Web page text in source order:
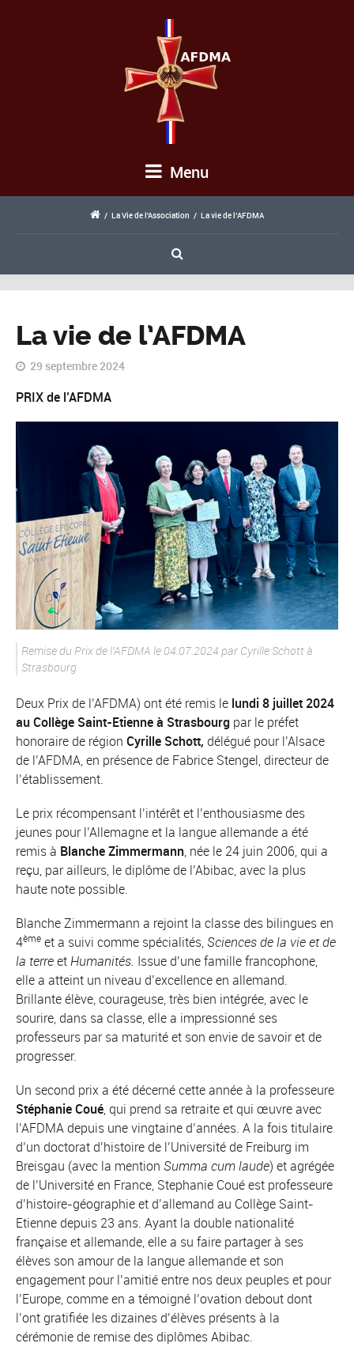
Menu
/ La Vie de l'Association / La vie de l’AFDMA
La vie de l’AFDMA
29 septembre 2024
PRIX de l’AFDMA
Remise du Prix de l’AFDMA le 04.07.2024 par Cyrille Schott à
Strasbourg
Deux Prix de l’AFDMA) ont été remis le lundi 8 juillet 2024
au Collège Saint-Etienne à Strasbourg par le préfet
honoraire de région Cyrille Schott, délégué pour l’Alsace
de l’AFDMA, en présence de Fabrice Stengel, directeur de
l’établissement.
Le prix récompensant l’intérêt et l’enthousiasme des
jeunes pour l’Allemagne et la langue allemande a été
remis à Blanche Zimmermann, née le 24 juin 2006, qui a
reçu, par ailleurs, le diplôme de l’Abibac, avec la plus
haute note possible.
Blanche Zimmermann a rejoint la classe des bilingues en
4ème et a suivi comme spécialités, Sciences de la vie et de
la terreetHumanités. Issue d’une famille francophone,
elle a atteint un niveau d’excellence en allemand.
Brillante élève, courageuse, très bien intégrée, avec le
sourire, dans sa classe, elle a impressionné ses
professeurs par sa maturité et son envie de savoir et de
progresser.
Un second prix a été décerné cette année à la professeure
Stéphanie Coué, qui prend sa retraite et qui œuvre avec
l’AFDMA depuis une vingtaine d’années. A la fois titulaire
d’un doctorat d’histoire de l’Université de Freiburg im
Breisgau (avec la mention Summa cum laude) et agrégée
de l’Université en France, Stephanie Coué est professeure
d’histoire-géographie et d’allemand au Collège Saint-
Etienne depuis 23 ans. Ayant la double nationalité
française et allemande, elle a su faire partager à ses
élèves son amour de la langue allemande et son
engagement pour l’amitié entre nos deux peuples et pour
l’Europe, comme en a témoigné l’ovation debout dont
l’ont gratifiée les dizaines d’élèves présents à la
cérémonie de remise des diplômes Abibac.